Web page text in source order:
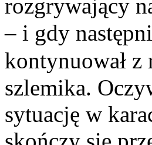
rozgrywający
– i gdy
kontynuował z
szlemika.
sytuację w